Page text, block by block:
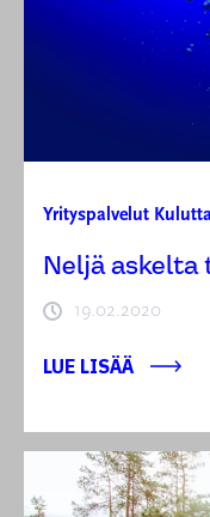
Yrityspalvelut
Neljä askelta
19.02.2020
LUE LISÄÄ